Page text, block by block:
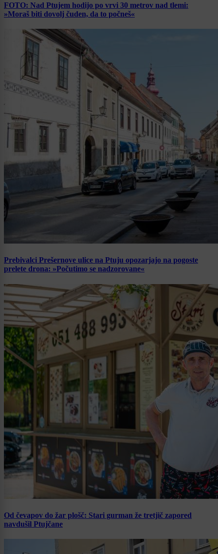
FOTO: Nad Ptujem hodijo po vrvi 30 metrov nad tlemi:
»Moraš biti dovolj čuden, da to počneš«
Prebivalci Prešernove ulice na Ptuju opozarjajo na pogoste
prelete drona: »Počutimo se nadzorovane«
Od čevapov do žar plošč: Stari gurman že tretjič zapored
navdušil Ptujčane